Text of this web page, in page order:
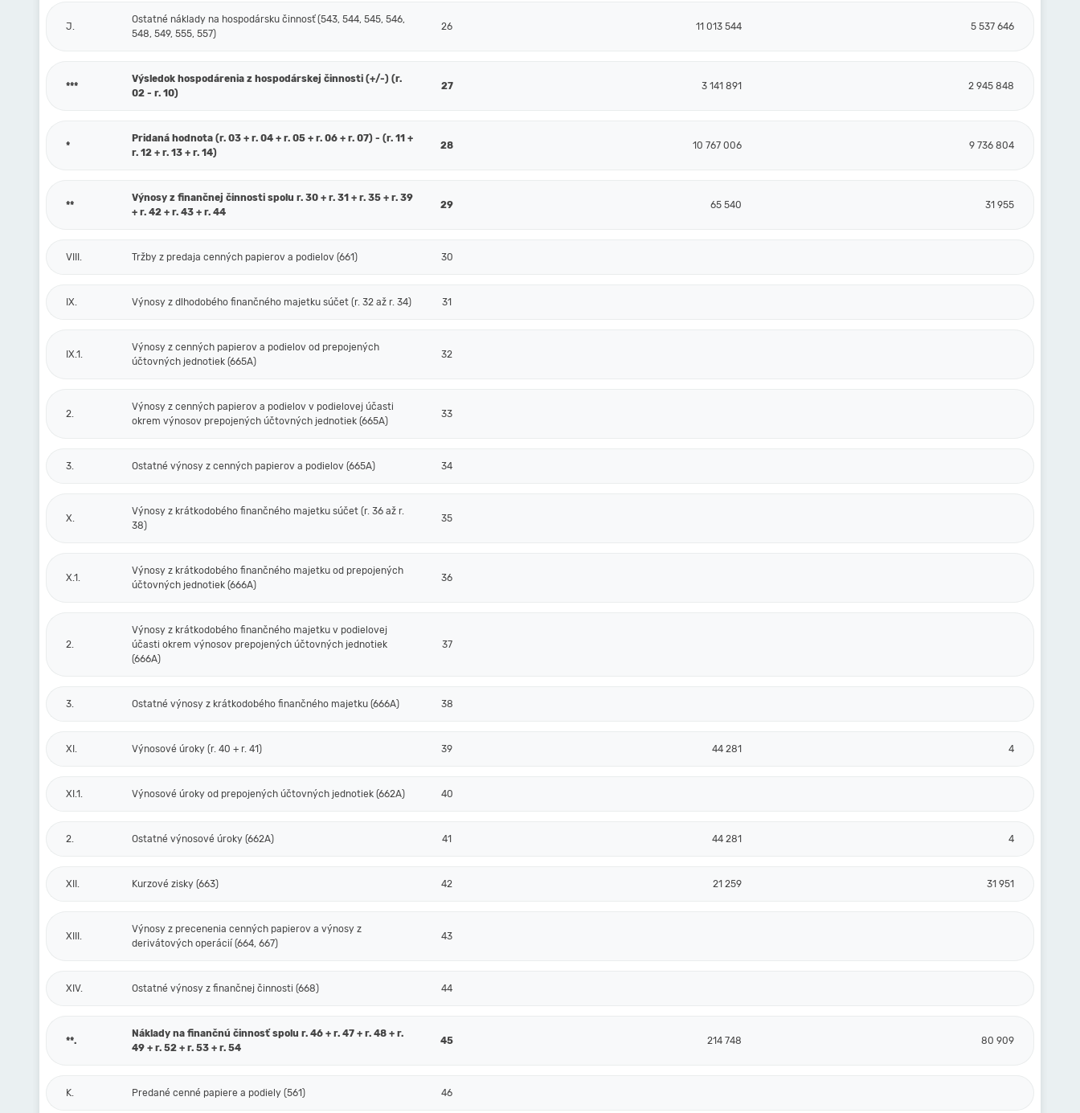
J.
Ostatné náklady na hospodársku činnosť (543, 544, 545, 546,
548, 549, 555, 557)
26 11 013 544 5 537 646
***
Výsledok hospodárenia z hospodárskej činnosti (+/-) (r.
02 - r. 10)
27 3 141 891 2 945 848
*
Pridaná hodnota (r. 03 + r. 04 + r. 05 + r. 06 + r. 07) - (r. 11 +
r. 12 + r. 13 + r. 14)
28 10 767 006 9 736 804
**
Výnosy z finančnej činnosti spolu r. 30 + r. 31 + r. 35 + r. 39
+ r. 42 + r. 43 + r. 44
29 65 540 31 955
VIII. Tržby z predaja cenných papierov a podielov (661) 30
IX. Výnosy z dlhodobého finančného majetku súčet (r. 32 až r. 34) 31
IX.1.
Výnosy z cenných papierov a podielov od prepojených
účtovných jednotiek (665A)
32
2.
Výnosy z cenných papierov a podielov v podielovej účasti
okrem výnosov prepojených účtovných jednotiek (665A)
33
3. Ostatné výnosy z cenných papierov a podielov (665A) 34
X.
Výnosy z krátkodobého finančného majetku súčet (r. 36 až r.
38)
35
X.1.
Výnosy z krátkodobého finančného majetku od prepojených
účtovných jednotiek (666A)
36
2.
Výnosy z krátkodobého finančného majetku v podielovej
účasti okrem výnosov prepojených účtovných jednotiek
(666A)
37
3. Ostatné výnosy z krátkodobého finančného majetku (666A) 38
XI. Výnosové úroky (r. 40 + r. 41) 39 44 281 4
XI.1. Výnosové úroky od prepojených účtovných jednotiek (662A) 40
2. Ostatné výnosové úroky (662A) 41 44 281 4
XII. Kurzové zisky (663) 42 21 259 31 951
XIII.
Výnosy z precenenia cenných papierov a výnosy z
derivátových operácií (664, 667)
43
XIV. Ostatné výnosy z finančnej činnosti (668) 44
**.
Náklady na finančnú činnosť spolu r. 46 + r. 47 + r. 48 + r.
49 + r. 52 + r. 53 + r. 54
45 214 748 80 909
K. Predané cenné papiere a podiely (561) 46